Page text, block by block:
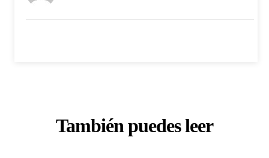
También puedes leer